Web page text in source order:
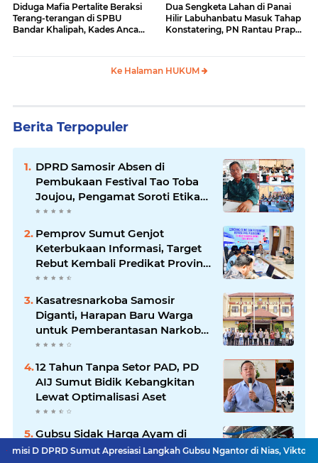
Diduga Mafia Pertalite Beraksi
Terang-terangan di SPBU
Bandar Khalipah, Kades Ancam
Dua Sengketa Lahan di Panai
Hilir Labuhanbatu Masuk Tahap
Konstatering, PN Rantau Prapat
Ke Halaman HUKUM
Berita Terpopuler
DPRD Samosir Absen di
Pembukaan Festival Tao Toba
Joujou, Pengamat Soroti Etika
Birokrasi Pemkab
Pemprov Sumut Genjot
Keterbukaan Informasi, Target
Rebut Kembali Predikat Provinsi
Informatif
Kasatresnarkoba Samosir
Diganti, Harapan Baru Warga
untuk Pemberantasan Narkoba
Menguat
12 Tahun Tanpa Setor PAD, PD
AIJ Sumut Bidik Kebangkitan
Lewat Optimalisasi Aset
Gubsu Sidak Harga Ayam di
Sumut Turun, Mampukah
Sumut Apresiasi Langkah Gubsu Ngantor di Nias, Viktor Silaen Dorong